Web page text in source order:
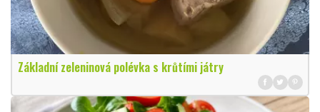
Základní zeleninová polévka s krůtími játry